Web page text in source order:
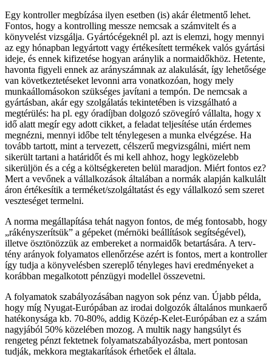
Egy kontroller megbízása ilyen esetben (is) akár életmentő lehet.
Fontos, hogy a kontrolling messze nemcsak a számvitelt és a
könyvelést vizsgálja. Gyártócégeknél pl. azt is elemzi, hogy mennyi
az egy hónapban legyártott vagy értékesített termékek valós gyártási
ideje, és ennek kifizetése hogyan aránylik a normaidőkhöz. Hetente,
havonta figyeli ennek az arányszámnak az alakulását, így lehetősége
van következtetéseket levonni arra vonatkozóan, hogy mely
munkaállomásokon szükséges javítani a tempón. De nemcsak a
gyártásban, akár egy szolgálatás tekintetében is vizsgálható a
megtérülés: ha pl. egy óradíjban dolgozó szövegíró vállalta, hogy x
idő alatt megír egy adott cikket, a feladat teljesítése után érdemes
megnézni, mennyi időbe telt ténylegesen a munka elvégzése. Ha
tovább tartott, mint a tervezett, célszerű megvizsgálni, miért nem
sikerült tartani a határidőt és mi kell ahhoz, hogy legközelebb
sikerüljön és a cég a költségkereten belül maradjon. Miért fontos ez?
Mert a vevőnek a vállalkozások általában a normák alapján kalkulált
áron értékesítik a terméket/szolgáltatást és egy vállalkozó sem szeret
veszteséget termelni.
A norma megállapítása tehát nagyon fontos, de még fontosabb, hogy
„rákényszerítsük” a gépeket (mérnöki beállítások segítségével),
illetve ösztönözzük az embereket a normaidők betartására. A terv-
tény arányok folyamatos ellenőrzése azért is fontos, mert a kontroller
így tudja a könyvelésben szereplő tényleges havi eredményeket a
korábban megalkotott pénzügyi modellel összevetni.
A folyamatok szabályozásában nagyon sok pénz van. Újabb példa,
hogy míg Nyugat-Európában az irodai dolgozók általános munkaerő
hatékonysága kb. 70-80%, addig Közép-Kelet-Európában ez a szám
nagyjából 50% közelében mozog. A multik nagy hangsúlyt és
rengeteg pénzt fektetnek folyamatszabályozásba, mert pontosan
tudják, mekkora megtakarítások érhetőek el általa.